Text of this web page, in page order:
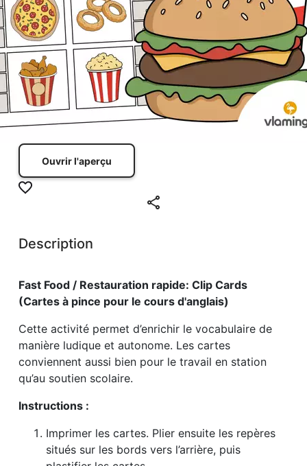
Ouvrir l'aperçu
Description
Fast Food / Restauration rapide: Clip Cards
(Cartes à pince pour le cours d'anglais)
Cette activité permet d’enrichir le vocabulaire de
manière ludique et autonome. Les cartes
conviennent aussi bien pour le travail en station
qu’au soutien scolaire.
Instructions :
Imprimer les cartes. Plier ensuite les repères
situés sur les bords vers l’arrière, puis